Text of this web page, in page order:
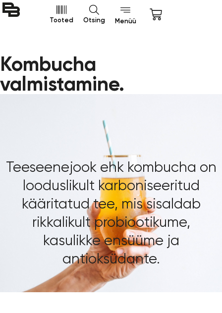
Tooted Otsing Menüü
Kombucha
valmistamine.
Teeseenejook ehk kombucha on
looduslikult karboniseeritud
kääritatud tee, mis sisaldab
rikkalikult probiootikume,
kasulikke ensüüme ja
antioksüdante.